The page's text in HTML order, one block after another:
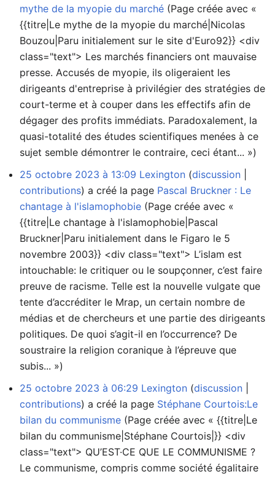
mythe de la myopie du marché (Page créée avec «
{{titre|Le mythe de la myopie du marché|Nicolas
Bouzou|Paru initialement sur le site d'Euro92}} <div
class="text"> Les marchés financiers ont mauvaise
presse. Accusés de myopie, ils oligeraient les
dirigeants d'entreprise à privilégier des stratégies de
court-terme et à couper dans les effectifs afin de
dégager des profits immédiats. Paradoxalement, la
quasi-totalité des études scientifiques menées à ce
sujet semble démontrer le contraire, ceci étant... »)
25 octobre 2023 à 13:09 Lexington discussion
contributions a créé la page Pascal Bruckner : Le
chantage à l'islamophobie (Page créée avec «
{{titre|Le chantage à l'islamophobie|Pascal
Bruckner|Paru initialement dans le Figaro le 5
novembre 2003}} <div class="text"> L’islam est
intouchable: le critiquer ou le soupçonner, c’est faire
preuve de racisme. Telle est la nouvelle vulgate que
tente d’accréditer le Mrap, un certain nombre de
médias et de chercheurs et une partie des dirigeants
politiques. De quoi s’agit-il en l’occurrence? De
soustraire la religion coranique à l’épreuve que
subis... »)
25 octobre 2023 à 06:29 Lexington discussion
contributions a créé la page Stéphane Courtois:Le
bilan du communisme (Page créée avec « {{titre|Le
bilan du communisme|Stéphane Courtois|}} <div
class="text"> QU’EST·CE QUE LE COMMUNISME ?
Le communisme, compris comme société égalitaire